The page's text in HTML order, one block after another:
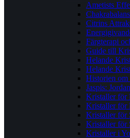
Ametists
Citrins
Färgterapi
Guide till
Helande
Helande
Historien
Jaspis:
Kristaller för
Kristaller för
Kristaller för
Kristaller för
Kristaller i